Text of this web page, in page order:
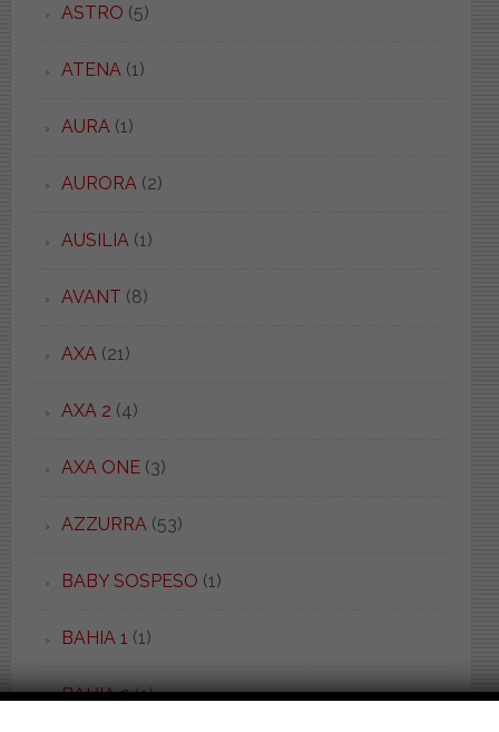
ASTRO (5)
ATENA(1)
AURA(1)
AURORA(2)
AUSILIA(1)
AVANT (8)
AXA(21)
AXA 2 (4)
AXA ONE(3)
AZZURRA(53)
BABY SOSPESO (1)
BAHIA 1 (1)
BAHIA 2(1)